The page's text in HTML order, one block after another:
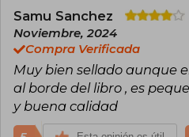
Samu Sanchez
Noviembre, 2024
Compra Verificada
Muy bien sellado aunque
al borde del libro , es
y buena calidad